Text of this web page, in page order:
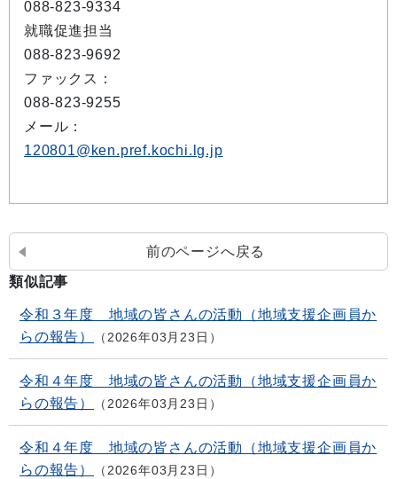
088-823-9334
就職促進担当
088-823-9692
ファックス：
088-823-9255
メール：
120801@ken.pref.kochi.lg.jp
前のページへ戻る
類似記事
令和３年度 地域の皆さんの活動（地域支援企画員か
らの報告）
2026年03月23日
令和４年度 地域の皆さんの活動（地域支援企画員か
らの報告）
2026年03月23日
令和４年度 地域の皆さんの活動（地域支援企画員か
らの報告）
2026年03月23日